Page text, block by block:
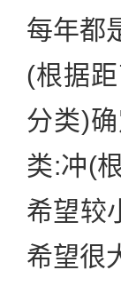
每年都
(根据
分类)
类:冲(
希望较
希望很